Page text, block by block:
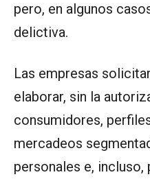
pero, en algunos
delictiva.
Las empresas
elaborar, sin la
consumidores,
mercadeos
personales e, incluso,